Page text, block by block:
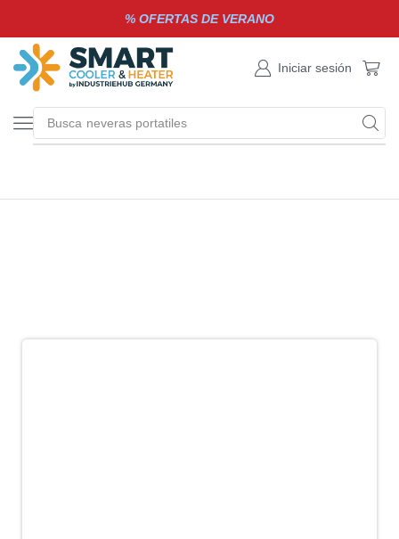
% OFERTAS DE VERANO
Iniciar sesión
Busca neveras portatiles